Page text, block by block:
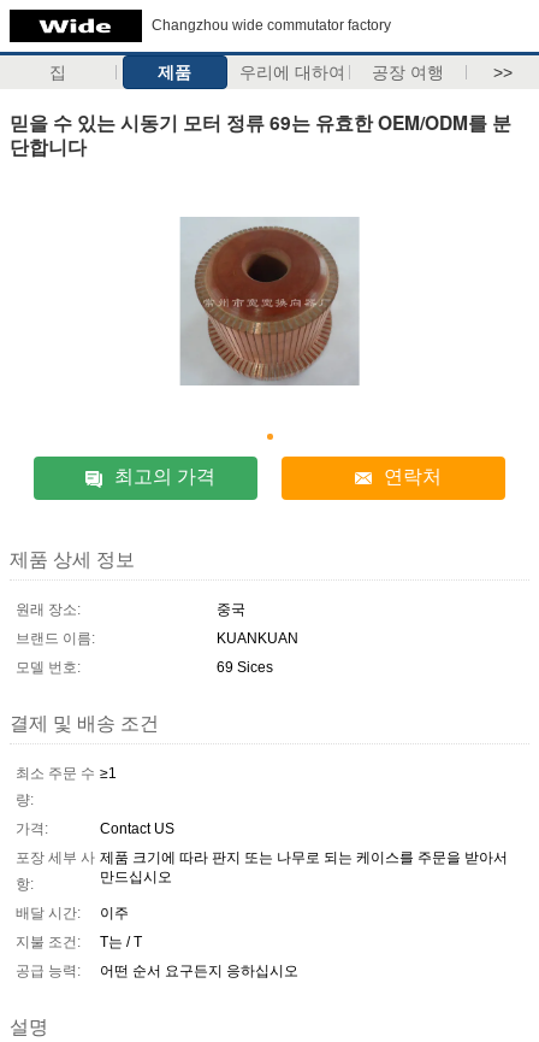
Changzhou wide commutator factory
집 제품 우리에 대하여 공장 여행 >>
믿을 수 있는 시동기 모터 정류 69는 유효한 OEM/ODM를 분
단합니다
최고의 가격 연락처
제품 상세 정보
원래 장소:
중국
브랜드 이름:
KUANKUAN
모델 번호:
69 Sices
결제 및 배송 조건
최소 주문 수
량:
≥1
가격:
Contact US
포장 세부 사
항:
제품 크기에 따라 판지 또는 나무로 되는 케이스를 주문을 받아서
만드십시오
배달 시간:
이주
지불 조건:
T는 / T
공급 능력:
어떤 순서 요구든지 응하십시오
설명